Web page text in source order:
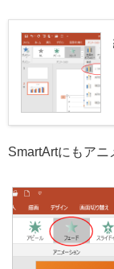
SmartArtにもアニ